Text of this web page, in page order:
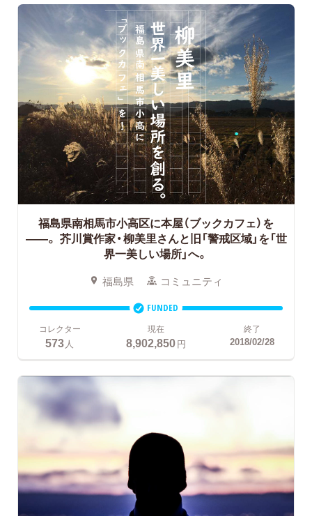
福島県南相馬市小高区に本屋（ブックカフェ）を
――。 芥川賞作家・柳美里さんと旧「警戒区域」を「世
界一美しい場所」へ。
福島県 コミュニティ
FUNDED
コレクター
573 人
現在
8,902,850円
終了
2018/02/28